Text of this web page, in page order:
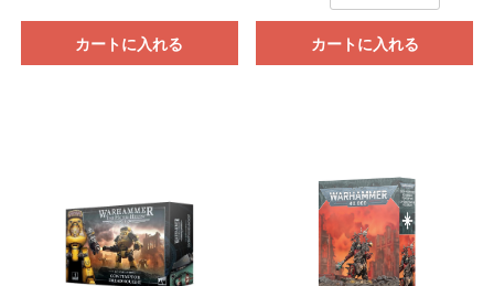
カートに入れる カートに入れる